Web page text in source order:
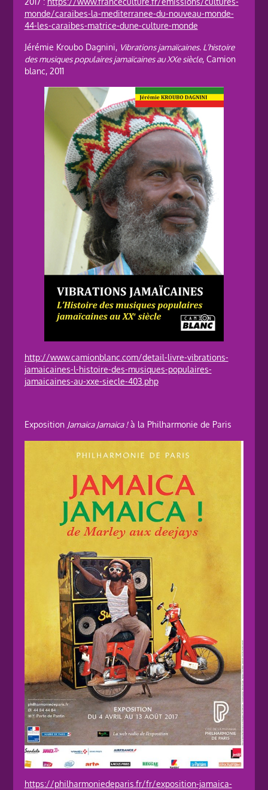
monde/caraibes-la-mediterranee-du-nouveau-monde-
44-les-caraibes-matrice-dune-culture-monde
Jérémie Kroubo Dagnini, Vibrations jamaïcaines. L’histoire
des musiques populaires jamaïcaines au XXe siècle, Camion
blanc, 2011
http://www.camionblanc.com/detail-livre-vibrations-
jamaicaines-l-histoire-des-musiques-populaires-
jamaicaines-au-xxe-siecle-403.php
Exposition Jamaica Jamaica !à la Philharmonie de Paris
https://philharmoniedeparis.fr/fr/exposition-jamaica-